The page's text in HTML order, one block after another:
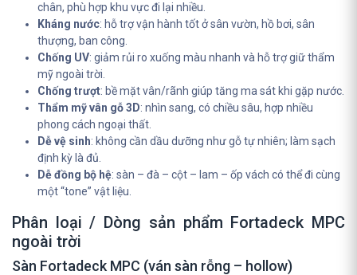
chân, phù hợp khu vực đi lại nhiều.
Kháng nước: hỗ trợ vận hành tốt ở sân vườn, hồ bơi, sân
thượng, ban công.
Chống UV: giảm rủi ro xuống màu nhanh và hỗ trợ giữ thẩm
mỹ ngoài trời.
Chống trượt: bề mặt vân/rãnh giúp tăng ma sát khi gặp nước.
Thẩm mỹ vân gỗ 3D: nhìn sang, có chiều sâu, hợp nhiều
phong cách ngoại thất.
Dễ vệ sinh: không cần dầu dưỡng như gỗ tự nhiên; làm sạch
định kỳ là đủ.
Dễ đồng bộ hệ: sàn – đà – cột – lam – ốp vách có thể đi cùng
một “tone” vật liệu.
Phân loại / Dòng sản phẩm Fortadeck MPC
ngoài trời
Sàn Fortadeck MPC (ván sàn rỗng – hollow)